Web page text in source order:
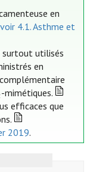
en
voir 4.1. Asthme et
surtout utilisés
en
-mimétiques.
efficaces que
2019.